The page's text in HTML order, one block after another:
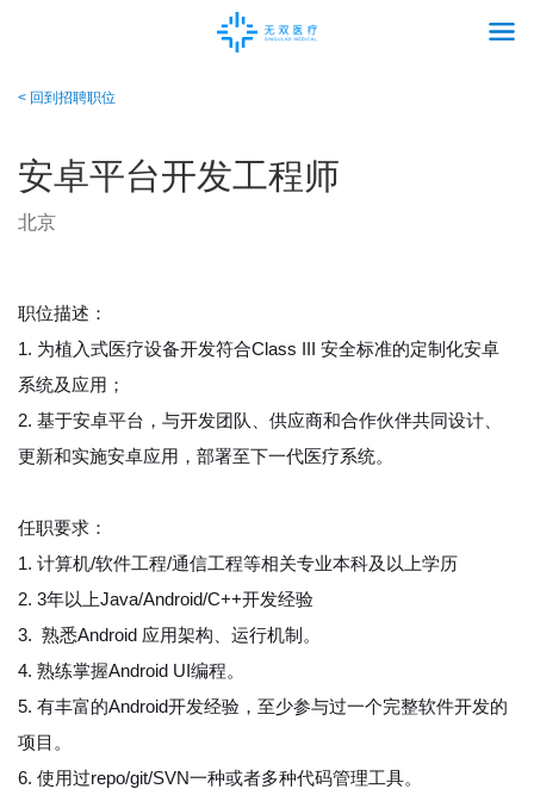
< 回到招聘职位
安卓平台开发工程师
北京
职位描述：
1. 为植入式医疗设备开发符合Class III 安全标准的定制化安卓
系统及应用；
2. 基于安卓平台，与开发团队、供应商和合作伙伴共同设计、
更新和实施安卓应用，部署至下一代医疗系统。
任职要求：
1. 计算机/软件工程/通信工程等相关专业本科及以上学历
2. 3年以上Java/Android/C++开发经验
3. 熟悉Android 应用架构、运行机制。
4. 熟练掌握Android UI编程。
5. 有丰富的Android开发经验，至少参与过一个完整软件开发的
项目。
6. 使用过repo/git/SVN一种或者多种代码管理工具。